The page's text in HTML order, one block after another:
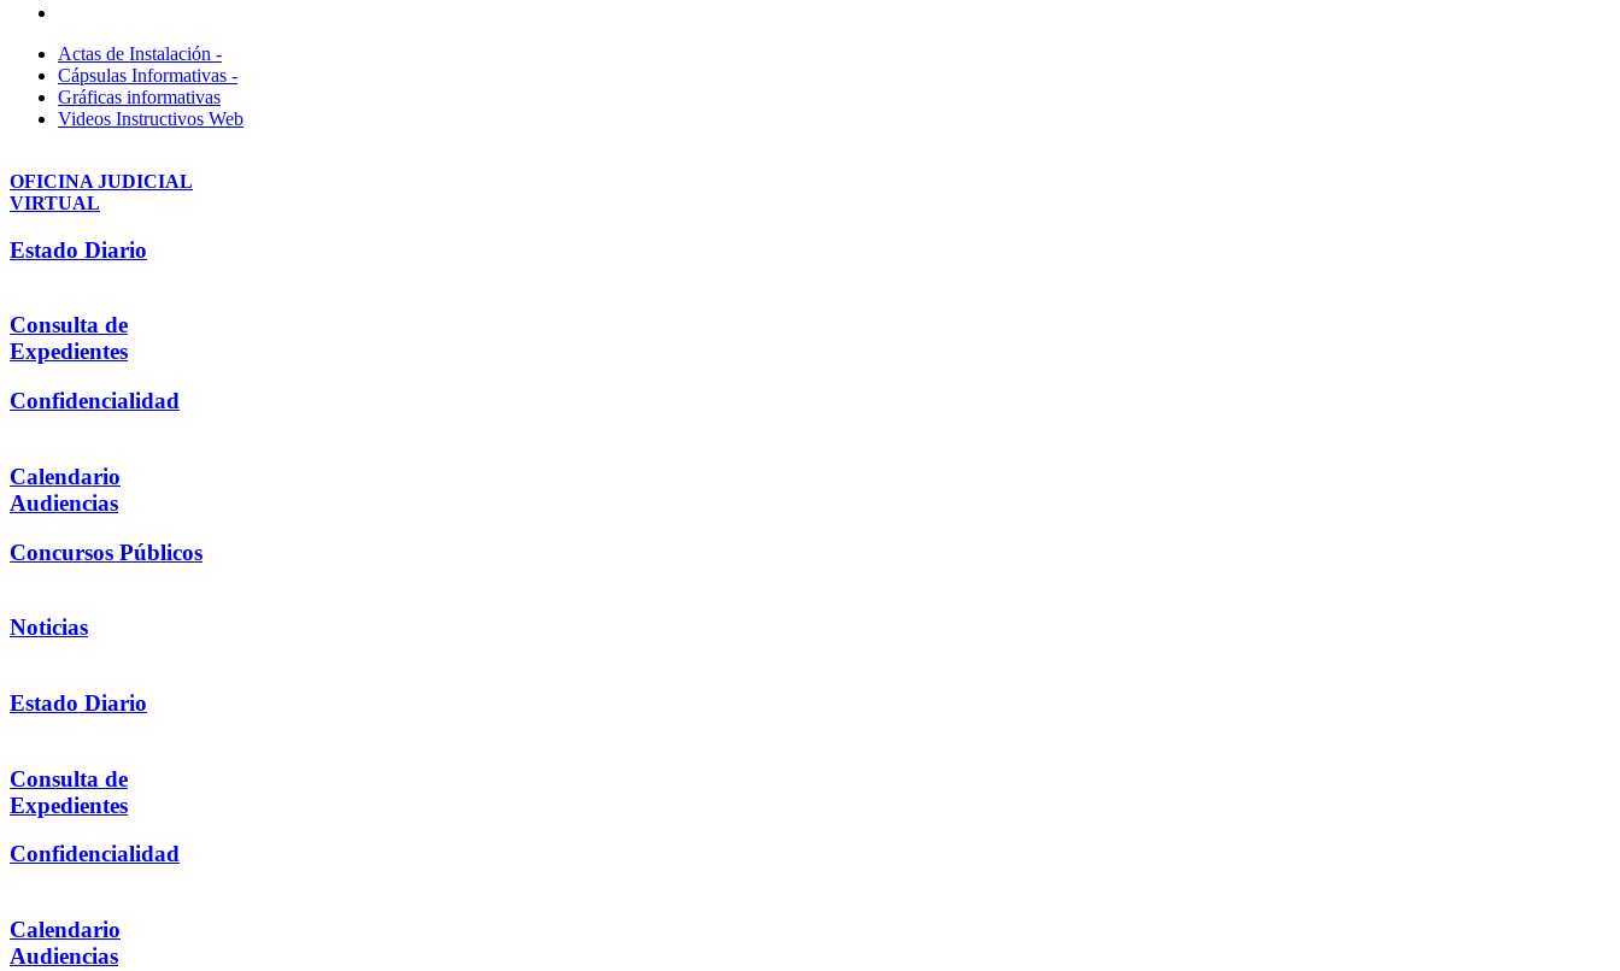
Actas de Instalación -
Cápsulas Informativas -
Gráficas informativas
Videos Instructivos Web
OFICINA JUDICIAL
VIRTUAL
Estado Diario
Consulta de
Expedientes
Confidencialidad
Calendario
Audiencias
Concursos Públicos
Noticias
Estado Diario
Consulta de
Expedientes
Confidencialidad
Calendario
Audiencias